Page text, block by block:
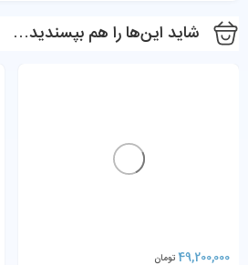
شاید این‌ها را هم بپسندید…
49,200,000 تومان